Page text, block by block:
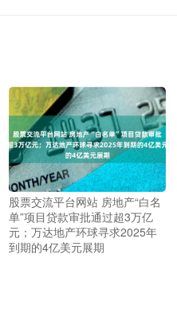
股票交流平台网站 房地产“白名
单”项目贷款审批通过超3万亿
元；万达地产环球寻求2025年
到期的4亿美元展期